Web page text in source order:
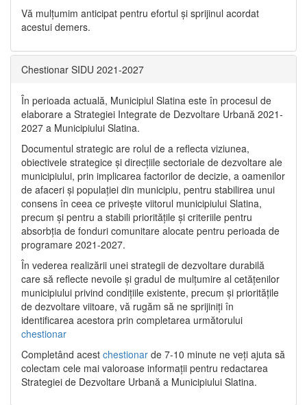
Vă mulţumim anticipat pentru efortul şi sprijinul acordat
acestui demers.
Chestionar SIDU 2021-2027
În perioada actuală, Municipiul Slatina este în procesul de
elaborare a Strategiei Integrate de Dezvoltare Urbană 2021‐
2027 a Municipiului Slatina.
Documentul strategic are rolul de a reflecta viziunea,
obiectivele strategice și direcțiile sectoriale de dezvoltare ale
municipiului, prin implicarea factorilor de decizie, a oamenilor
de afaceri și populației din municipiu, pentru stabilirea unui
consens în ceea ce privește viitorul municipiului Slatina,
precum și pentru a stabili prioritățile și criteriile pentru
absorbția de fonduri comunitare alocate pentru perioada de
programare 2021-2027.
În vederea realizării unei strategii de dezvoltare durabilă
care să reflecte nevoile și gradul de mulțumire al cetățenilor
municipiului privind condițiile existente, precum și prioritățile
de dezvoltare viitoare, vă rugăm să ne sprijiniți în
identificarea acestora prin completarea următorului
chestionar
Completând acest chestionar de 7-10 minute ne veți ajuta să
colectam cele mai valoroase informații pentru redactarea
Strategiei de Dezvoltare Urbană a Municipiului Slatina.